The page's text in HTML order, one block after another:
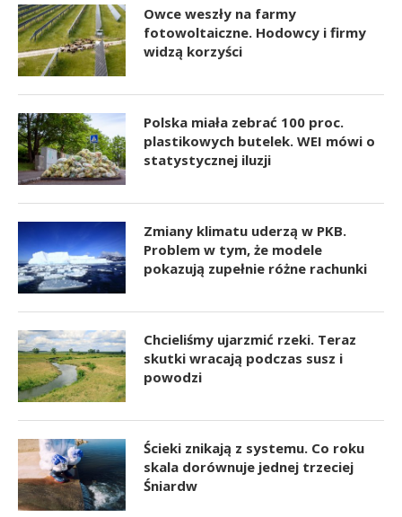
Owce weszły na farmy
fotowoltaiczne. Hodowcy i firmy
widzą korzyści
Polska miała zebrać 100 proc.
plastikowych butelek. WEI mówi o
statystycznej iluzji
Zmiany klimatu uderzą w PKB.
Problem w tym, że modele
pokazują zupełnie różne rachunki
Chcieliśmy ujarzmić rzeki. Teraz
skutki wracają podczas susz i
powodzi
Ścieki znikają z systemu. Co roku
skala dorównuje jednej trzeciej
Śniardw